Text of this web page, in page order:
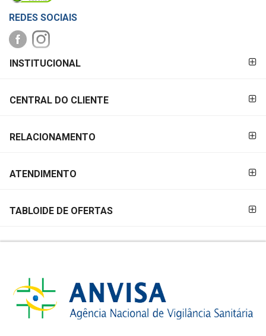
REDES SOCIAIS
PAGAMENTO
INSTITUCIONAL
CENTRAL DO CLIENTE
RELACIONAMENTO
ATENDIMENTO
TABLOIDE DE OFERTAS